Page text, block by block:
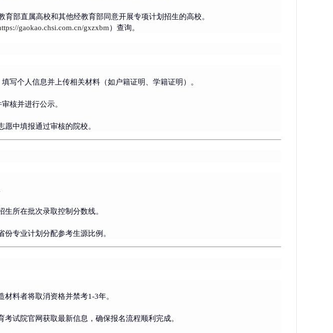
育部直属高校和其他经教育部同意开展专项计划招生的高校。
gaokao.chsi.com.cn/gxzxbm）查询。
写个人信息并上传相关材料（如户籍证明、学籍证明）。
核并进行公示。
中填报通过审核的院校。
所在批次录取控制分数线。
专业计划分配参考生源比例。
料者将取消资格并禁考1-3年。
试院官网获取最新信息，确保报名流程顺利完成。